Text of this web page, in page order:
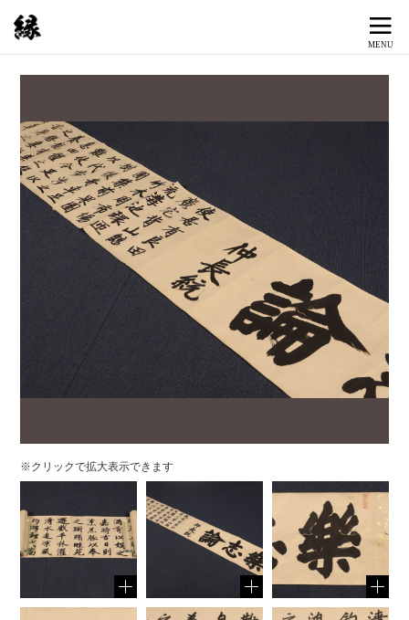
※クリックで拡大表示できます